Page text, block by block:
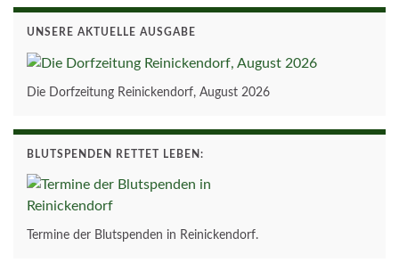
UNSERE AKTUELLE AUSGABE
Die Dorfzeitung Reinickendorf, August 2026
BLUTSPENDEN RETTET LEBEN:
Termine der Blutspenden in Reinickendorf.